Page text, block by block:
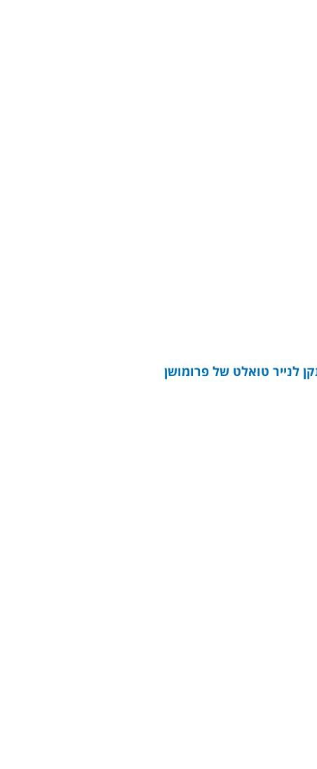
לנייר טואלט של פרומושן